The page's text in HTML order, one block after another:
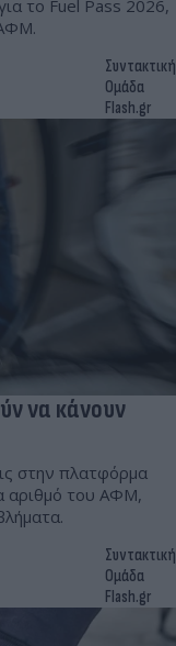
το Fuel Pass 2026,
Συντακτική
Ομάδα
Flash.gr
να κάνουν
στην πλατφόρμα
αριθμό του ΑΦΜ,
Συντακτική
Ομάδα
Flash.gr